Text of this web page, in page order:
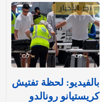
آخر الأخبار
بالفيديو: لحظة تفتيش
كريستيانو رونالدو